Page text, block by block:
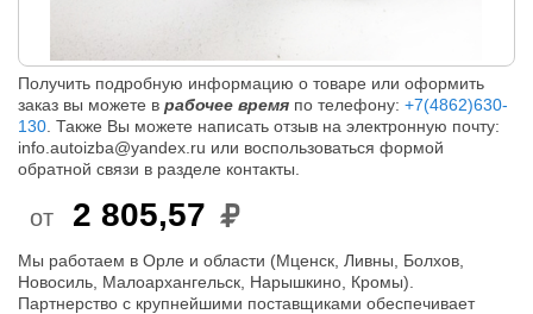
Получить подробную информацию о товаре или оформить
заказ вы можете в рабочее время по телефону: +7(4862)630-
130 . Также Вы можете написать отзыв на электронную почту:
info.autoizba@yandex.ru или воспользоваться формой
обратной связи в разделе контакты.
от 2 805,57
Мы работаем в Орле и области (Мценск, Ливны, Болхов,
Новосиль, Малоархангельск, Нарышкино, Кромы).
Партнерство с крупнейшими поставщиками обеспечивает